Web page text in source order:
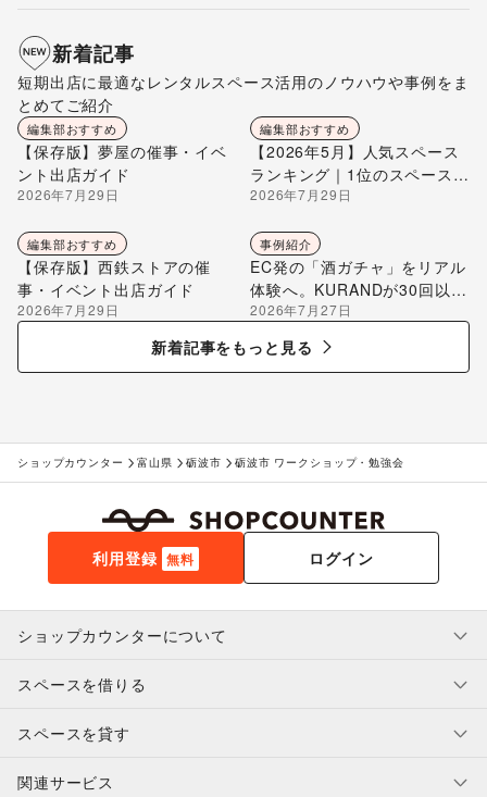
新着記事
短期出店に最適なレンタルスペース活用のノウハウや事例をま
とめてご紹介
編集部おすすめ
【保存版】夢屋の催事・イベ
ント出店ガイド
2026年7月29日
編集部おすすめ
【2026年5月】人気スペース
ランキング｜1位のスペースを
編集部が解説
2026年7月29日
編集部おすすめ
【保存版】西鉄ストアの催
事・イベント出店ガイド
2026年7月29日
事例紹介
EC発の「酒ガチャ」をリアル
体験へ。KURANDが30回以上
のポップアップ出店で届け
る“新しいお酒との出会い”
2026年7月27日
新着記事をもっと見る
ショップカウンター 富山県 砺波市 砺波市 ワークショップ・勉強会
利用登録 無料 ログイン
ショップカウンターについて
利用規約・ガイドライン
特定商取引法に基づく表示
補償プログラム
スペースを借りる
スペースを借りたい人へ
ユーザー利用規約
スペースを貸す
スペースを貸したい方へ
関連サービス